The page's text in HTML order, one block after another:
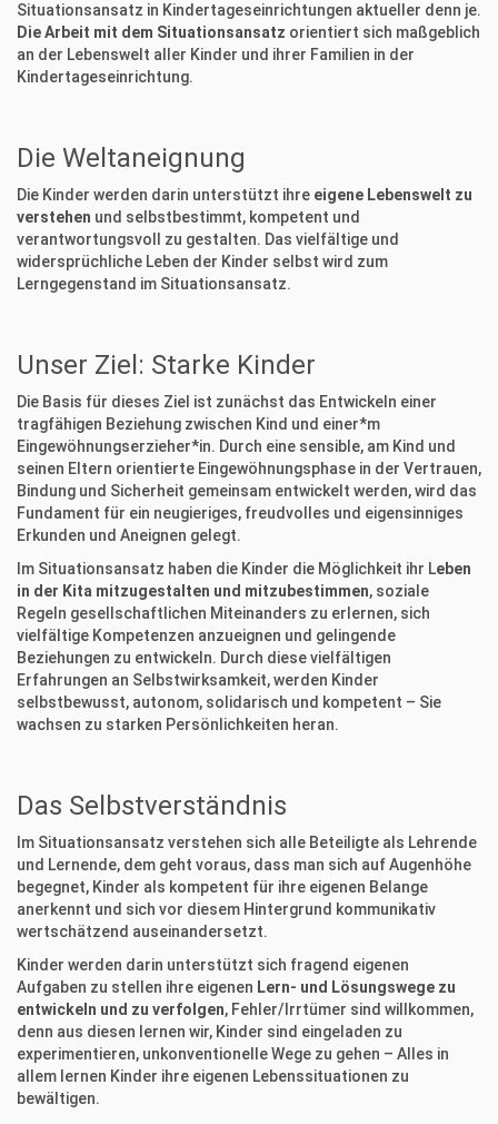
Situationsansatz in Kindertageseinrichtungen aktueller denn je.
Die Arbeit mit dem Situationsansatz orientiert sich maßgeblich
an der Lebenswelt aller Kinder und ihrer Familien in der
Kindertageseinrichtung.
Die Weltaneignung
Die Kinder werden darin unterstützt ihre eigene Lebenswelt zu
verstehen und selbstbestimmt, kompetent und
verantwortungsvoll zu gestalten. Das vielfältige und
widersprüchliche Leben der Kinder selbst wird zum
Lerngegenstand im Situationsansatz.
Unser Ziel: Starke Kinder
Die Basis für dieses Ziel ist zunächst das Entwickeln einer
tragfähigen Beziehung zwischen Kind und einer*m
Eingewöhnungserzieher*in. Durch eine sensible, am Kind und
seinen Eltern orientierte Eingewöhnungsphase in der Vertrauen,
Bindung und Sicherheit gemeinsam entwickelt werden, wird das
Fundament für ein neugieriges, freudvolles und eigensinniges
Erkunden und Aneignen gelegt.
Im Situationsansatz haben die Kinder die Möglichkeit ihr Leben
in der Kita mitzugestalten und mitzubestimmen, soziale
Regeln gesellschaftlichen Miteinanders zu erlernen, sich
vielfältige Kompetenzen anzueignen und gelingende
Beziehungen zu entwickeln. Durch diese vielfältigen
Erfahrungen an Selbstwirksamkeit, werden Kinder
selbstbewusst, autonom, solidarisch und kompetent – Sie
wachsen zu starken Persönlichkeiten heran.
Das Selbstverständnis
Im Situationsansatz verstehen sich alle Beteiligte als Lehrende
und Lernende, dem geht voraus, dass man sich auf Augenhöhe
begegnet, Kinder als kompetent für ihre eigenen Belange
anerkennt und sich vor diesem Hintergrund kommunikativ
wertschätzend auseinandersetzt.
Kinder werden darin unterstützt sich fragend eigenen
Aufgaben zu stellen ihre eigenen Lern- und Lösungswege zu
entwickeln und zu verfolgen, Fehler/Irrtümer sind willkommen,
denn aus diesen lernen wir, Kinder sind eingeladen zu
experimentieren, unkonventionelle Wege zu gehen – Alles in
allem lernen Kinder ihre eigenen Lebenssituationen zu
bewältigen.